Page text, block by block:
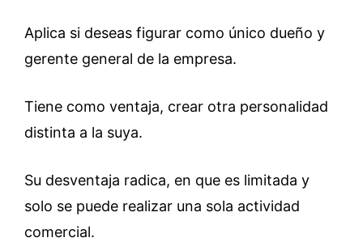
Aplica si deseas figurar como único dueño y
gerente general de la empresa.
Tiene como ventaja, crear otra personalidad
distinta a la suya.
Su desventaja radica, en que es limitada y
solo se puede realizar una sola actividad
comercial.